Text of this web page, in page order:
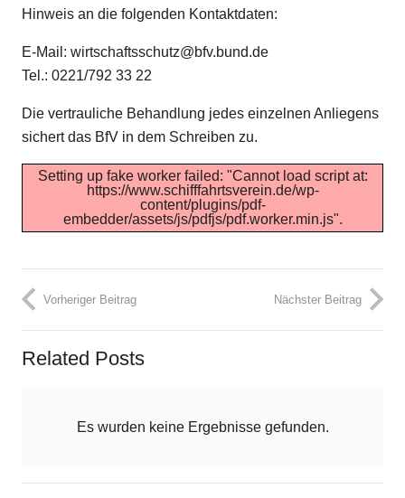
Hinweis an die folgenden Kontaktdaten:
E-Mail: wirtschaftsschutz@bfv.bund.de
Tel.: 0221/792 33 22
Die vertrauliche Behandlung jedes einzelnen Anliegens
sichert das BfV in dem Schreiben zu.
Setting up fake worker failed: "Cannot load script at:
https://www.schifffahrtsverein.de/wp-
content/plugins/pdf-
embedder/assets/js/pdfjs/pdf.worker.min.js".
Vorheriger Beitrag Nächster Beitrag
Related Posts
Es wurden keine Ergebnisse gefunden.